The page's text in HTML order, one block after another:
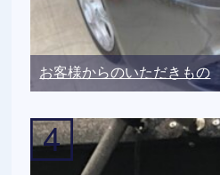
お客様からのいただきもの